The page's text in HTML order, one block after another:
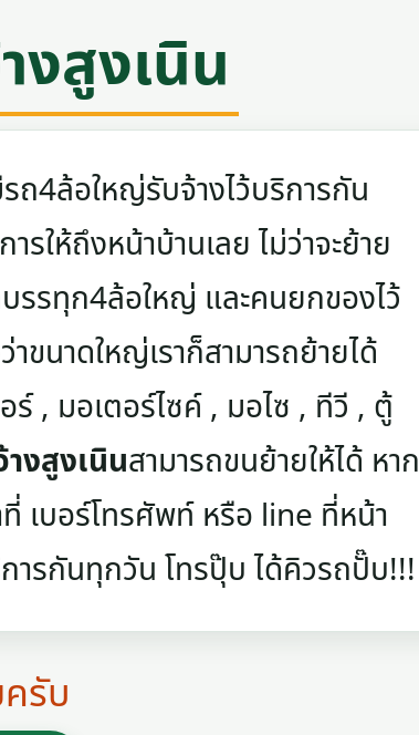
งสูงเนิน
4ล้อใหญ่รับจ้างไว้บริการกัน
รให้ถึงหน้าบ้านเลย ไม่ว่าจะย้าย
รรทุก4ล้อใหญ่ และคนยกของไว้
ขนาดใหญ่เราก็สามารถย้ายได้
ร์ , มอเตอร์ไซค์ , มอไซ , ทีวี , ตู้
งสูงเนินสามารถขนย้ายให้ได้ หาก
เบอร์โทรศัพท์ หรือ line ที่หน้า
ารกันทุกวัน โทรปุ๊บ ได้คิวรถปั๊บ!!!
รับ